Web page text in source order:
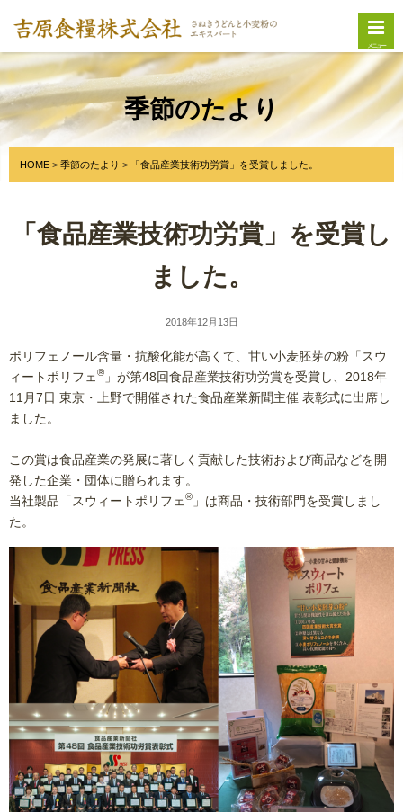
メニュー
季節のたより
HOME 季節のたより 「食品産業技術功労賞」を受賞しました。
「食品産業技術功労賞」を受賞し
ました。
2018年12月13日
ポリフェノール含量・抗酸化能が高くて、甘い小麦胚芽の粉「スウ
ィートポリフェ ® 」が第48回食品産業技術功労賞を受賞し、2018年
11月7日 東京・上野で開催された食品産業新聞主催 表彰式に出席し
ました。
この賞は食品産業の発展に著しく貢献した技術および商品などを開
発した企業・団体に贈られます。
当社製品「スウィートポリフェ ® 」は商品・技術部門を受賞しまし
た。